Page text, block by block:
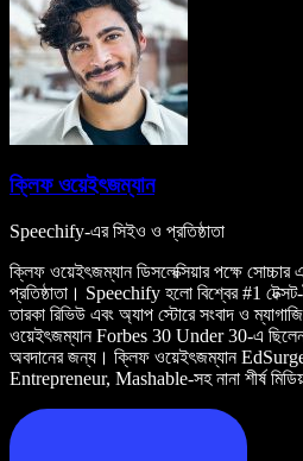
ক্লিফ ওয়েইৎজম্যান
Speechify-এর সিইও ও প্রতিষ্ঠাতা
ক্লিফ ওয়েইৎজম্যান ডিসলেক্সিয়ার পক্ষে
প্রতিষ্ঠাতা। Speechify হলো বিশ্বের #1
তারকা রিভিউ এবং অ্যাপ স্টোরে সংবাদ ও
ওয়েইৎজম্যান Forbes 30 Under 30-এ
অবদানের জন্য। ক্লিফ ওয়েইৎজম্যান
Entrepreneur, Mashable-সহ নানা শীর্ষ